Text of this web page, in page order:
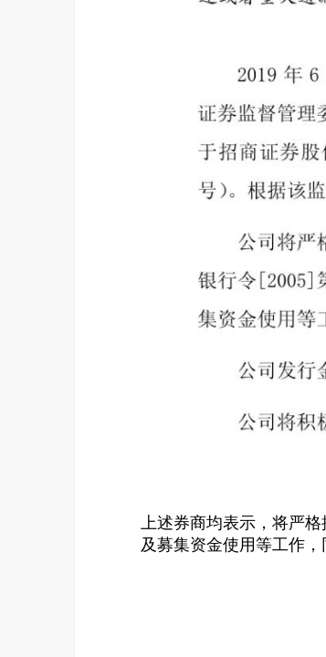
上述券商均表示，将严
及募集资金使用等工作